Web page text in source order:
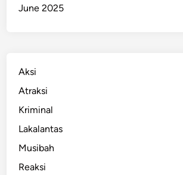
June 2025
Aksi
Atraksi
Kriminal
Lakalantas
Musibah
Reaksi